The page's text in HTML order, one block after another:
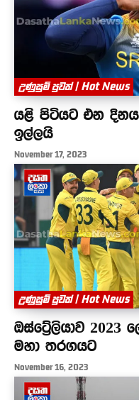
උණුසුම් පුවත් | Hot News
යළි පිටියට එන
ඉල්ලයි
November 17, 2023
උණුසුම් පුවත් | Hot News
ඔස්ට්‍රේලියාව
මහා තරගයට
November 16, 2023